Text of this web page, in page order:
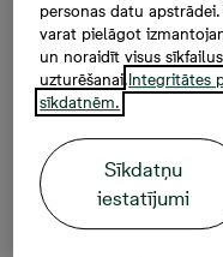
telpas
Bieži vien mēs
dzīvokļiem,
personas datu
varat pielāgot
un noraidīt visus
uzturēšanai.Integritātes
sīkdatnēm.
Sīkdatņu
iestatījumi